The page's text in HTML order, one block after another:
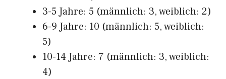
3-5 Jahre: 5 (männlich: 3, weiblich: 2)
6-9 Jahre: 10 (männlich: 5, weiblich:
5)
10-14 Jahre: 7 (männlich: 3, weiblich:
4)